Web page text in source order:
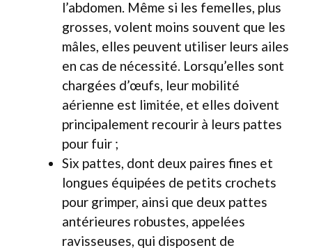
l’abdomen. Même si les femelles, plus
grosses, volent moins souvent que les
mâles, elles peuvent utiliser leurs ailes
en cas de nécessité. Lorsqu’elles sont
chargées d’œufs, leur mobilité
aérienne est limitée, et elles doivent
principalement recourir à leurs pattes
pour fuir ;
Six pattes, dont deux paires fines et
longues équipées de petits crochets
pour grimper, ainsi que deux pattes
antérieures robustes, appelées
ravisseuses, qui disposent de